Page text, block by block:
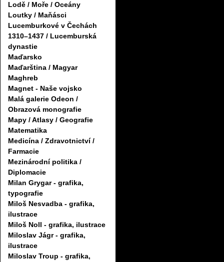
Lodě / Moře / Oceány
Loutky / Maňásci
Lucemburkové v Čechách
1310–1437 / Lucemburská
dynastie
Maďarsko
Maďarština / Magyar
Maghreb
Magnet - Naše vojsko
Malá galerie Odeon /
Obrazová monografie
Mapy / Atlasy / Geografie
Matematika
Medicína / Zdravotnictví /
Farmacie
Mezinárodní politika /
Diplomacie
Milan Grygar - grafika,
typografie
Miloš Nesvadba - grafika,
ilustrace
Miloš Noll - grafika, ilustrace
Miloslav Jágr - grafika,
ilustrace
Miloslav Troup - grafika,